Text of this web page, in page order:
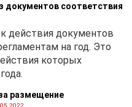
документов соответствия
действия документов
на год. Это
которых
размещение